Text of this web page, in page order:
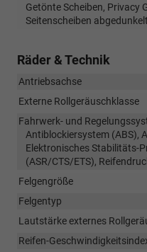
Getönte Scheiben, Privacy
Seitenscheiben
Räder & Technik
Antriebsachse
Externe Rollgeräuschklasse
Fahrwerk- und
Antiblockiersystem (ABS),
Elektronisches Stabilitäts-
(ASR/CTS/ETS),
Felgengröße
Felgentyp
Lautstärke externes
Reifen-